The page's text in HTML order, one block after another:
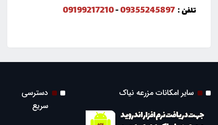
تلفن : 09355245897
-
09199217210
سایر امکانات مزرعه نیاک
دسترسی
سریع